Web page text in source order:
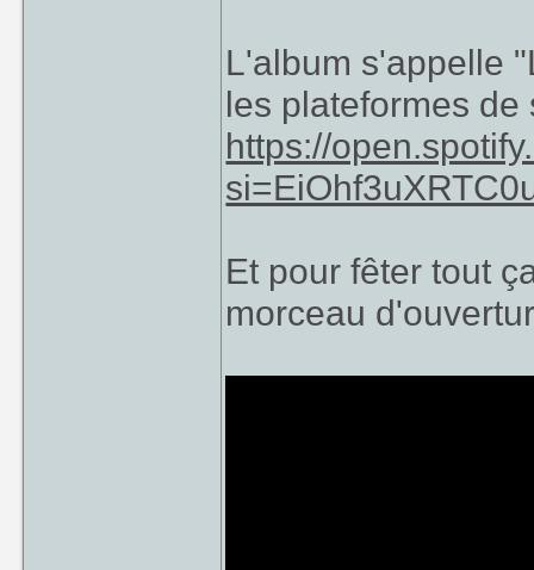
L'album s'appelle
les plateformes
https://
Et pour fêter tout
morceau